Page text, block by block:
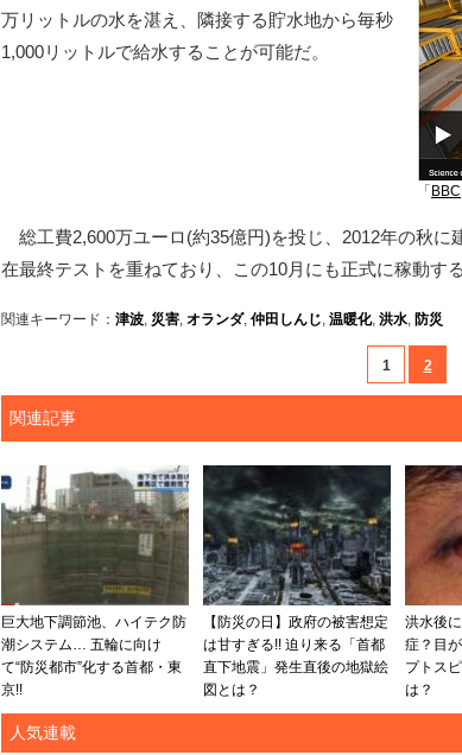
「 BBC
万リットルの水を湛え、隣接する貯水地から毎秒
1,000リットルで給水することが可能だ。
総工費2,600万ユーロ(約35億円)を投じ、2012年の秋に
在最終テストを重ねており、この10月にも正式に稼動す
関連キーワード： 津波, 災害, オランダ, 仲田しんじ, 温暖化, 洪水, 防災
1 2
関連記事
巨大地下調節池、ハイテク防
潮システム… 五輪に向け
て“防災都市”化する首都・東
京!!
【防災の日】政府の被害想定
は甘すぎる!! 迫り来る「首都
直下地震」発生直後の地獄絵
図とは？
洪水後
症？目
プトス
は？
人気連載